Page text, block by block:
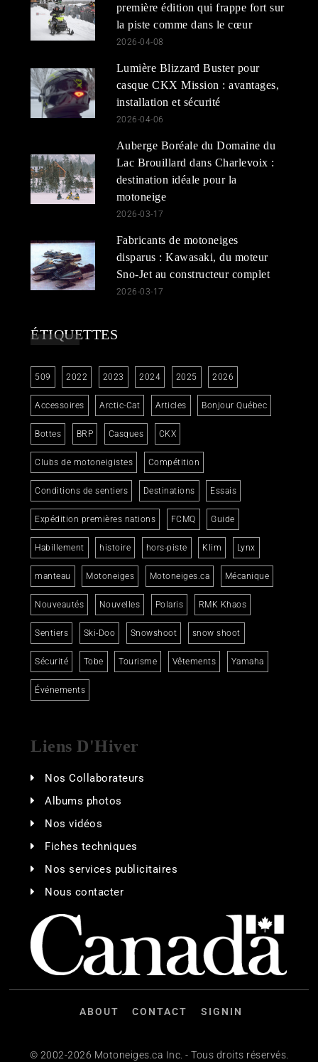
première édition qui frappe fort sur
la piste comme dans le cœur
2026-04-08
Lumière Blizzard Buster pour
casque CKX Mission : avantages,
installation et sécurité
2026-04-06
Auberge Boréale du Domaine du
Lac Brouillard dans Charlevoix :
destination idéale pour la
motoneige
2026-03-17
Fabricants de motoneiges
disparus : Kawasaki, du moteur
Sno-Jet au constructeur complet
2026-03-17
ÉTIQUETTES
509 2022 2023 2024 2025 2026
Accessoires Arctic-Cat Articles Bonjour Québec
Bottes BRP Casques CKX
Clubs de motoneigistes Compétition
Conditions de sentiers Destinations Essais
Expédition premières nations FCMQ Guide
Habillement histoire hors-piste Klim Lynx
manteau Motoneiges Motoneiges.ca Mécanique
Nouveautés Nouvelles Polaris RMK Khaos
Sentiers Ski-Doo Snowshoot snow shoot
Sécurité Tobe Tourisme Vêtements Yamaha
Événements
Liens D'Hiver
Nos Collaborateurs
Albums photos
Nos vidéos
Fiches techniques
Nos services publicitaires
Nous contacter
ABOUT CONTACT SIGNIN
© 2002-2026 Motoneiges.ca Inc. - Tous droits réservés.